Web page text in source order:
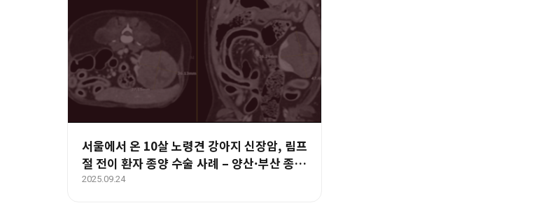
서울에서 온 10살 노령견 강아지 신장암, 림프
절 전이 환자 종양 수술 사례 – 양산·부산 종
양 수술 전문 에스동물병원
2025.09.24